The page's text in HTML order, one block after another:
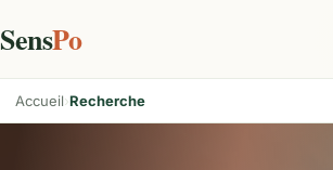
SensPo
Accueil Recherche